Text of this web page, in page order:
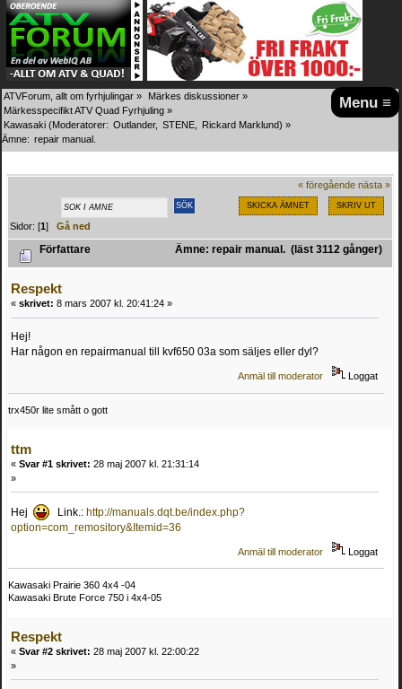
Menu ≡
ATVForum, allt om fyrhjulingar » Märkes diskussioner »
Märkesspecifikt ATV Quad Fyrhjuling »
Kawasaki (Moderatorer: Outlander, STENE Rickard Marklund) »
Ämne: repair manual.
« föregående nästa »
SKICKA ÄMNET SKRIV UT
Sidor: [1]Gå ned
Författare Ämne: repair manual. (läst 3112 gånger)
Respekt
« skrivet: 8 mars 2007 kl. 20:41:24 »
Hej!
Har någon en repairmanual till kvf650 03a som säljes eller dyl?
Anmäl till moderator Loggat
trx450r lite smått o gott
ttm
« Svar #1 skrivet: 28 maj 2007 kl. 21:31:14
»
Hej Link.: http://manuals.dqt.be/index.php?
option=com_remository&Itemid=36
Anmäl till moderator Loggat
Kawasaki Prairie 360 4x4 -04
Kawasaki Brute Force 750 i 4x4-05
Respekt
« Svar #2 skrivet: 28 maj 2007 kl. 22:00:22
»